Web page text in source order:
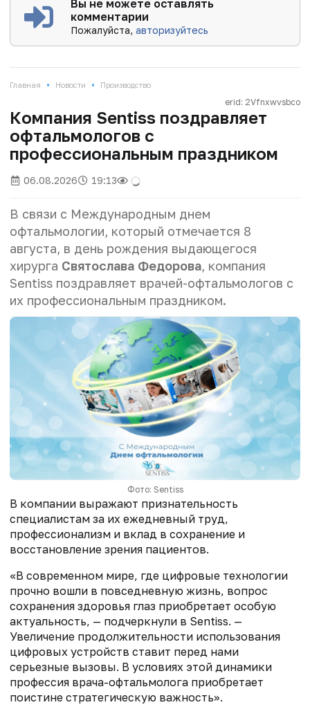
Вы не можете оставлять
комментарии
Пожалуйста,авторизуйтесь
Главная • Новости • Производство
erid: 2Vfnxwvsbco
Компания Sentiss поздравляет
офтальмологов с
профессиональным праздником
06.08.2026 19:13
В связи с Международным днем
офтальмологии, который отмечается 8
августа, в день рождения выдающегося
хирурга Святослава Федорова, компания
Sentiss поздравляет врачей-офтальмологов с
их профессиональным праздником.
Фото: Sentiss
В компании выражают признательность
специалистам за их ежедневный труд,
профессионализм и вклад в сохранение и
восстановление зрения пациентов.
«В современном мире, где цифровые технологии
прочно вошли в повседневную жизнь, вопрос
сохранения здоровья глаз приобретает особую
актуальность, — подчеркнули в Sentiss. —
Увеличение продолжительности использования
цифровых устройств ставит перед нами
серьезные вызовы. В условиях этой динамики
профессия врача-офтальмолога приобретает
поистине стратегическую важность».